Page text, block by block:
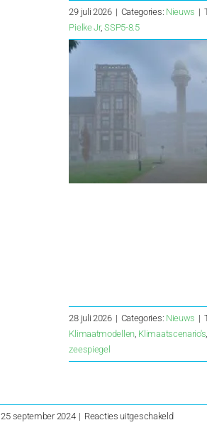
29 juli 2026 | Categories: Nieuws |
Pielke Jr,SSP5-8.5
28 juli 2026 | Categories: Nieuws |
Klimaatmodellen, Klimaatscenario's,
zeespiegel
25 september 2024 | Reacties uitgeschakeldvoor